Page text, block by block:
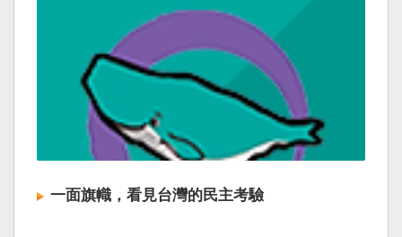
一面旗幟，看見台灣的民主考驗